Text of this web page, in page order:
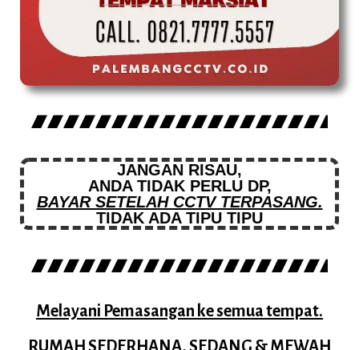
JANGAN RISAU,
ANDA TIDAK PERLU DP,
BAYAR SETELAH CCTV TERPASANG.
TIDAK ADA TIPU TIPU
Melayani Pemasangan ke semua tempat.
RUMAH SEDERHANA, SEDANG & MEWAH